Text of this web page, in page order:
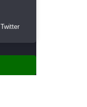
Twitter